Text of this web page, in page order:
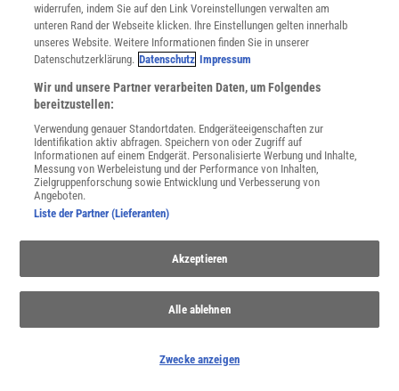
WEITERE NEUERSCHEINUNGEN SPEKTRUM SHOP
Spektrum.de-Newsletter abonnieren
Sie können unsere Newsletter jederzeit wieder abbestellen. Infos zu unserem Umgang
mit Ihren personenbezogenen Daten finden Sie in unserer
SERVICES
widerrufen, indem Sie auf den Link Voreinstellungen verwalten am
unteren Rand der Webseite klicken. Ihre Einstellungen gelten innerhalb
unseres Website. Weitere Informationen finden Sie in unserer
Datenschutzerklärung. Datenschutz Impressum
Wir und unsere Partner verarbeiten Daten, um Folgendes
bereitzustellen:
Verwendung genauer Standortdaten. Endgeräteeigenschaften zur
Identifikation aktiv abfragen. Speichern von oder Zugriff auf
Informationen auf einem Endgerät. Personalisierte Werbung und Inhalte,
Messung von Werbeleistung und der Performance von Inhalten,
Zielgruppenforschung sowie Entwicklung und Verbesserung von
Angeboten.
Liste der Partner (Lieferanten)
Akzeptieren
Alle ablehnen
Zwecke anzeigen